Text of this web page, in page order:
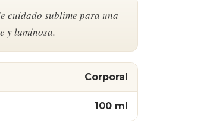
cuidado sublime para una
y luminosa.
Corporal
100 ml